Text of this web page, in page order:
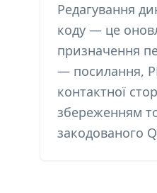
Редагування
коду — це
призначення
— посилання,
контактної
збереженням
закодованого